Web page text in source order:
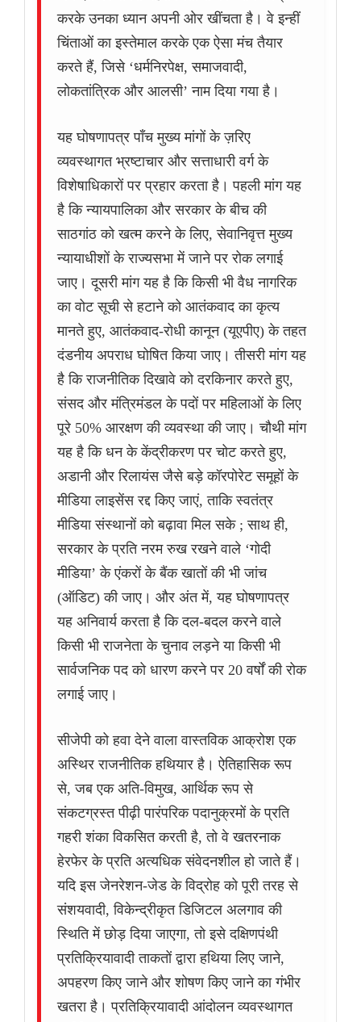
करके उनका ध्यान अपनी ओर खींचता है। वे इन्हीं
चिंताओं का इस्तेमाल करके एक ऐसा मंच तैयार
करते हैं, जिसे ‘धर्मनिरपेक्ष, समाजवादी,
लोकतांत्रिक और आलसी’ नाम दिया गया है।
यह घोषणापत्र पाँच मुख्य मांगों के ज़रिए
व्यवस्थागत भ्रष्टाचार और सत्ताधारी वर्ग के
विशेषाधिकारों पर प्रहार करता है। पहली मांग यह
है कि न्यायपालिका और सरकार के बीच की
साठगांठ को खत्म करने के लिए, सेवानिवृत्त मुख्य
न्यायाधीशों के राज्यसभा में जाने पर रोक लगाई
जाए। दूसरी मांग यह है कि किसी भी वैध नागरिक
का वोट सूची से हटाने को आतंकवाद का कृत्य
मानते हुए, आतंकवाद-रोधी कानून (यूएपीए) के तहत
दंडनीय अपराध घोषित किया जाए। तीसरी मांग यह
है कि राजनीतिक दिखावे को दरकिनार करते हुए,
संसद और मंत्रिमंडल के पदों पर महिलाओं के लिए
पूरे 50% आरक्षण की व्यवस्था की जाए। चौथी मांग
यह है कि धन के केंद्रीकरण पर चोट करते हुए,
अडानी और रिलायंस जैसे बड़े कॉरपोरेट समूहों के
मीडिया लाइसेंस रद्द किए जाएं, ताकि स्वतंत्र
मीडिया संस्थानों को बढ़ावा मिल सके ; साथ ही,
सरकार के प्रति नरम रुख रखने वाले ‘गोदी
मीडिया’ के एंकरों के बैंक खातों की भी जांच
(ऑडिट) की जाए। और अंत में, यह घोषणापत्र
यह अनिवार्य करता है कि दल-बदल करने वाले
किसी भी राजनेता के चुनाव लड़ने या किसी भी
सार्वजनिक पद को धारण करने पर 20 वर्षों की रोक
लगाई जाए।
सीजेपी को हवा देने वाला वास्तविक आक्रोश एक
अस्थिर राजनीतिक हथियार है। ऐतिहासिक रूप
से, जब एक अति-विमुख, आर्थिक रूप से
संकटग्रस्त पीढ़ी पारंपरिक पदानुक्रमों के प्रति
गहरी शंका विकसित करती है, तो वे खतरनाक
हेरफेर के प्रति अत्यधिक संवेदनशील हो जाते हैं।
यदि इस जेनरेशन-जेड के विद्रोह को पूरी तरह से
संशयवादी, विकेन्द्रीकृत डिजिटल अलगाव की
स्थिति में छोड़ दिया जाएगा, तो इसे दक्षिणपंथी
प्रतिक्रियावादी ताकतों द्वारा हथिया लिए जाने,
अपहरण किए जाने और शोषण किए जाने का गंभीर
खतरा है। प्रतिक्रियावादी आंदोलन व्यवस्थागत